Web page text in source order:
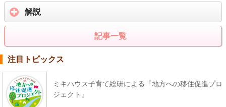
解説
記事一覧
注目トピックス
ミキハウス子育て総研による『地方への移住促進プロ
ジェクト』